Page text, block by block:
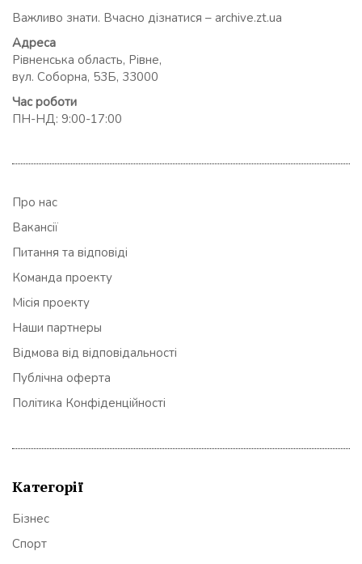
Важливо знати. Вчасно дізнатися – archive.zt.ua
Адреса
Рівненська область, Рівне,
вул. Соборна, 53Б, 33000
Час роботи
ПН-НД: 9:00-17:00
Про нас
Вакансії
Питання та відповіді
Команда проекту
Місія проекту
Наши партнеры
Відмова від відповідальності
Публічна оферта
Політика Конфіденційності
Категорії
Бізнес
Спорт